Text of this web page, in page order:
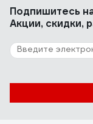
Подпишитесь
Акции, скидки,